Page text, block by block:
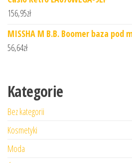
156,95zł
MISSHA M B.B. Boomer baza pod
56,64zł
Kategorie
Bez kategorii
Kosmetyki
Moda